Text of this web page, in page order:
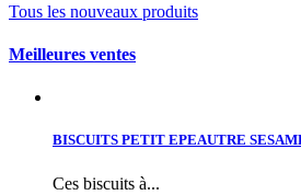
Tous les nouveaux produits
Meilleures ventes
BISCUITS PETIT EPEAUTRE
Ces biscuits à...